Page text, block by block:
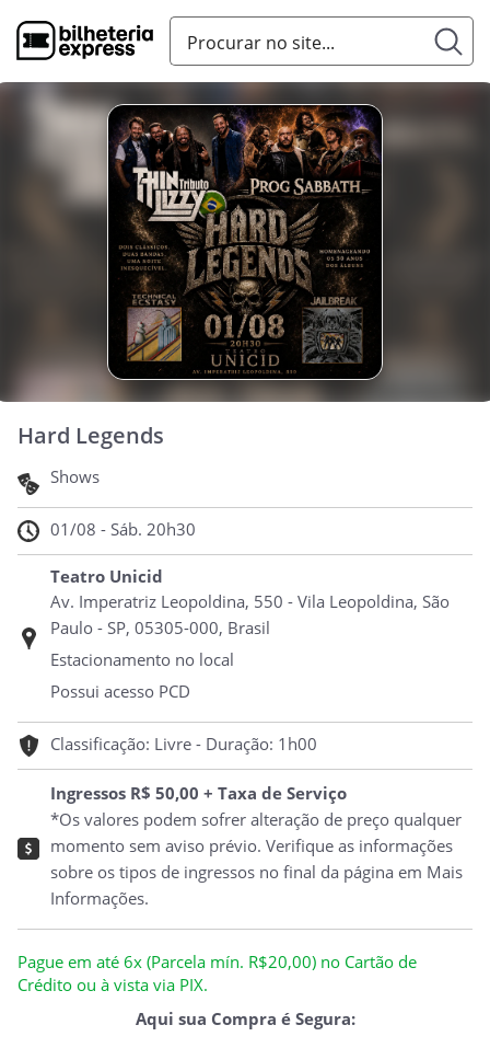
Hard Legends
Shows
01/08 - Sáb. 20h30
Teatro Unicid
Av. Imperatriz Leopoldina, 550 - Vila Leopoldina, São
Paulo - SP, 05305-000, Brasil
Estacionamento no local
Possui acesso PCD
Classificação: Livre - Duração: 1h00
Ingressos R$ 50,00 + Taxa de Serviço
*Os valores podem sofrer alteração de preço qualquer
momento sem aviso prévio. Verifique as informações
sobre os tipos de ingressos no final da página em Mais
Informações.
Pague em até 6x (Parcela mín. R$20,00) no Cartão de
Crédito ou à vista via PIX.
Aqui sua Compra é Segura: